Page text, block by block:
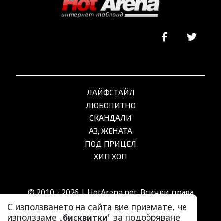
С използването на сайта вие приемате, че
използваме „бисквитки" за подобряване
ЛАЙФСТАЙЛ
ЛЮБОПИТНО
СКАНДАЛИ
АЗ, ЖЕНАТА
ПОД ПРИЦЕЛ
ХИП ХОП
© 2010 - 2026 | HotArena.net. Всички права
запазени.